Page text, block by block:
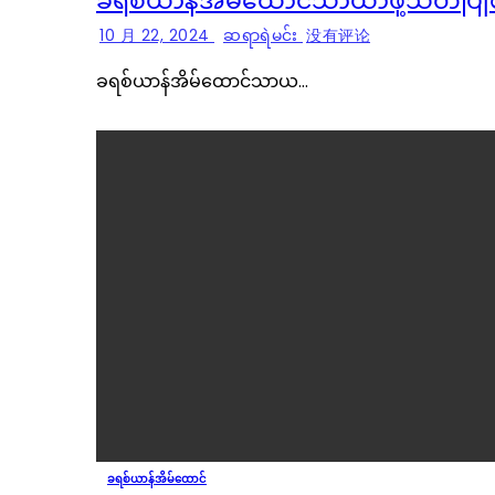
10 月 22, 2024 ဆရာရဲမင်း 没有评论
ခရစ်ယာန်အိမ်ထောင်သာယ…
ခရစ်ယာန်အိမ်ထောင်